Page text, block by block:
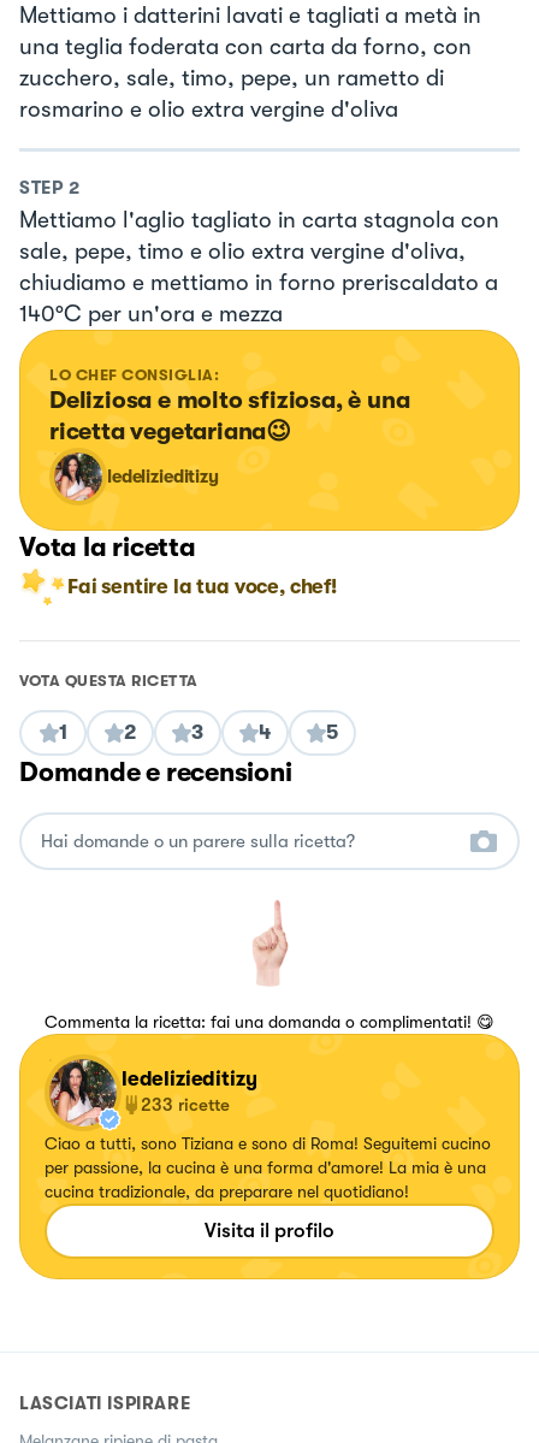
Mettiamo i datterini lavati e tagliati a metà in
una teglia foderata con carta da forno, con
zucchero, sale, timo, pepe, un rametto di
rosmarino e olio extra vergine d'oliva
STEP 2
Mettiamo l'aglio tagliato in carta stagnola con
sale, pepe, timo e olio extra vergine d'oliva,
chiudiamo e mettiamo in forno preriscaldato a
140°C per un'ora e mezza
LO CHEF CONSIGLIA:
Deliziosa e molto sfiziosa, è una
ricetta vegetariana😉
ledelizieditizy
Vota la ricetta
Fai sentire la tua voce, chef!
VOTA QUESTA RICETTA
1 2 3 4 5
Domande e recensioni
Commenta la ricetta: fai una domanda o complimentati! 😋
ledelizieditizy
233 ricette
Ciao a tutti, sono Tiziana e sono di Roma! Seguitemi cucino
per passione, la cucina è una forma d'amore! La mia è una
cucina tradizionale, da preparare nel quotidiano!
Visita il profilo
LASCIATI ISPIRARE